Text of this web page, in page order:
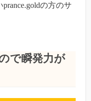
の方のサ
で瞬発力が